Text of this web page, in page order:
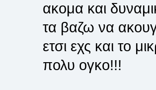
ακομα και
τα βαζω να
ετσι εχς και το
πολυ ογκο!!!